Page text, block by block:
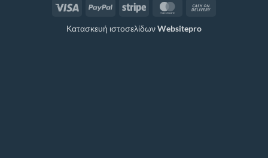
Visa PayPal Stripe MasterCard
Κατασκευή ιστοσελίδωνWebsitepro